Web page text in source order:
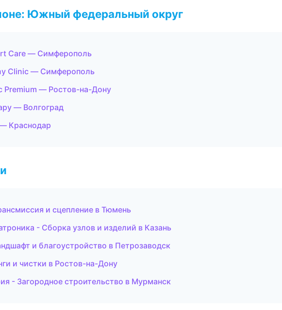
Южный федеральный округ
Care — Симферополь
Clinic — Симферополь
Premium — Ростов-на-Дону
— Волгоград
Краснодар
и сцепление в Тюмень
- Сборка узлов и изделий в Казань
и благоустройство в Петрозаводск
и чистки в Ростов-на-Дону
- Загородное строительство в Мурманск